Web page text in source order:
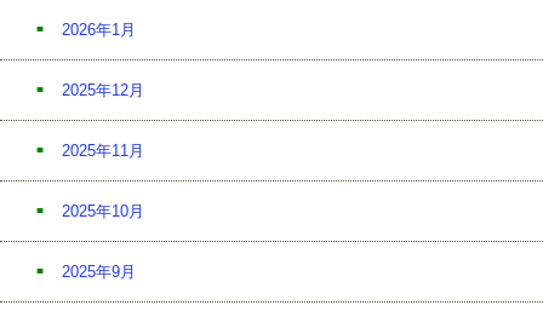
2026年1月
2025年12月
2025年11月
2025年10月
2025年9月